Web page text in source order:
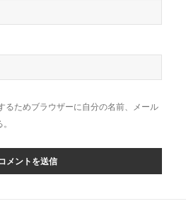
るためブラウザーに自分の名前、メール